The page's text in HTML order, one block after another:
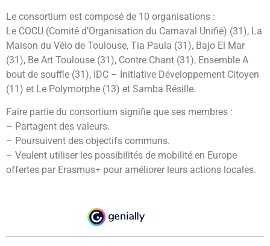
Le consortium est composé de 10 organisations :
Le COCU (Comité d’Organisation du Carnaval Unifié) (31), La
Maison du Vélo de Toulouse, Tia Paula (31), Bajo El Mar
(31), Be Art Toulouse (31), Contre Chant (31), Ensemble A
bout de souffle (31), IDC – Initiative Développement Citoyen
(11) et Le Polymorphe (13) et Samba Résille.
Faire partie du consortium signifie que ses membres :
– Partagent des valeurs.
– Poursuivent des objectifs communs.
– Veulent utiliser les possibilités de mobilité en Europe
offertes par Erasmus+ pour améliorer leurs actions locales.